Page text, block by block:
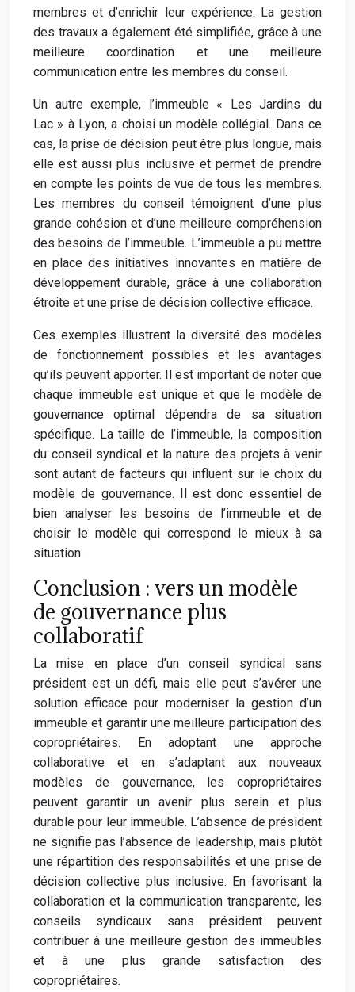
membres et d’enrichir leur expérience. La gestion
des travaux a également été simplifiée, grâce à une
meilleure coordination et une meilleure
communication entre les membres du conseil.
Un autre exemple, l’immeuble « Les Jardins du
Lac » à Lyon, a choisi un modèle collégial. Dans ce
cas, la prise de décision peut être plus longue, mais
elle est aussi plus inclusive et permet de prendre
en compte les points de vue de tous les membres.
Les membres du conseil témoignent d’une plus
grande cohésion et d’une meilleure compréhension
des besoins de l’immeuble. L’immeuble a pu mettre
en place des initiatives innovantes en matière de
développement durable, grâce à une collaboration
étroite et une prise de décision collective efficace.
Ces exemples illustrent la diversité des modèles
de fonctionnement possibles et les avantages
qu’ils peuvent apporter. Il est important de noter que
chaque immeuble est unique et que le modèle de
gouvernance optimal dépendra de sa situation
spécifique. La taille de l’immeuble, la composition
du conseil syndical et la nature des projets à venir
sont autant de facteurs qui influent sur le choix du
modèle de gouvernance. Il est donc essentiel de
bien analyser les besoins de l’immeuble et de
choisir le modèle qui correspond le mieux à sa
situation.
Conclusion : vers un modèle
de gouvernance plus
collaboratif
La mise en place d’un conseil syndical sans
président est un défi, mais elle peut s’avérer une
solution efficace pour moderniser la gestion d’un
immeuble et garantir une meilleure participation des
copropriétaires. En adoptant une approche
collaborative et en s’adaptant aux nouveaux
modèles de gouvernance, les copropriétaires
peuvent garantir un avenir plus serein et plus
durable pour leur immeuble. L’absence de président
ne signifie pas l’absence de leadership, mais plutôt
une répartition des responsabilités et une prise de
décision collective plus inclusive. En favorisant la
collaboration et la communication transparente, les
conseils syndicaux sans président peuvent
contribuer à une meilleure gestion des immeubles
et à une plus grande satisfaction des
copropriétaires.